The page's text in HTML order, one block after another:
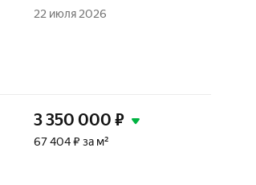
22 июля 2026
3 350 000 ₽
67 404 ₽ за м²